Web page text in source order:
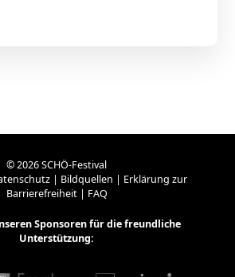
© 2026 SCHÖ-Festival
| Bildquellen | Erklärung zur
Barrierefreiheit| FAQ
Sponsorenfür die freundliche
Unterstützung: